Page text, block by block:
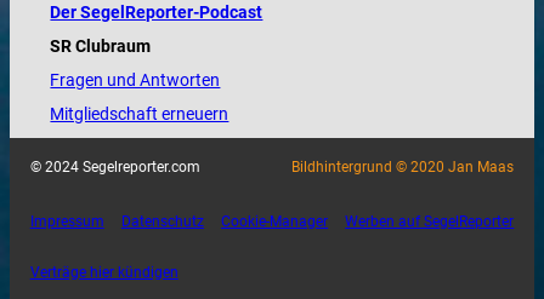
Der SegelReporter-Podcast
SR Clubraum
Fragen und Antworten
Mitgliedschaft erneuern
© 2024 Segelreporter.com Bildhintergrund © 2020 Jan Maas
Impressum Datenschutz Cookie-Manager Werben auf SegelReporter
Verträge hier kündigen